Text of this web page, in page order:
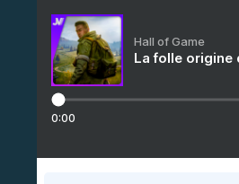
Hall of Game
La folle origine
0:00